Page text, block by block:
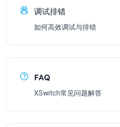
调试排错
如何高效调试与排错
FAQ
XSwitch常见问题解答